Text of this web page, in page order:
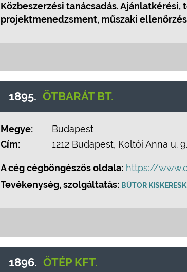
Közbeszerzési tanácsadás.
projektmenedzsment, műszaki
1895. ÖTBARÁT BT.
Megye:
Budapest
Cím:
1212 Budapest, Koltói Anna u. 9.
A cég cégböngészős oldala: https://
Tevékenység, szolgáltatás: BÚTOR
1896. ÖTÉP KFT.